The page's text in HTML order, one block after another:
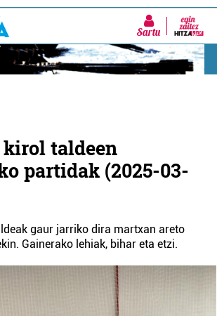
Sartu
kirol taldeen
partidak (2025-03-
gaur jarriko dira martxan areto
Gainerako lehiak, bihar eta etzi.